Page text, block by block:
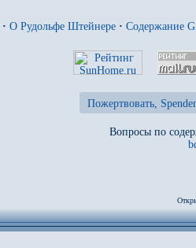
· О Рудольфе Штейнере · Содержание
Пожертвовать,
Вопросы по